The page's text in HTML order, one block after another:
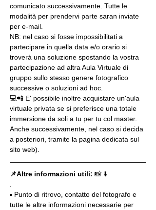
comunicato successivamente. Tutte le
modalità per prendervi parte saran inviate
per e-mail.
NB: nel caso si fosse impossibilitati a
partecipare in quella data e/o orario si
troverà una soluzione spostando la vostra
partecipazione ad altra Aula Virtuale di
gruppo sullo stesso genere fotografico
successive o soluzioni ad hoc.
💻📲 E' possibile inoltre acquistare un'aula
virtuale privata se si preferisce una totale
immersione da soli a tu per tu col master.
Anche successivamente, nel caso si decida
a posteriori, tramite la pagina dedicata sul
sito web).
📌Altre informazioni utili: 📸 ⬇️
▪️ Punto di ritrovo, contatto del fotografo e
tutte le altre informazioni necessarie per